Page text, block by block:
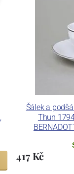
Šálek a
Thun
417 Kč